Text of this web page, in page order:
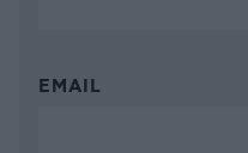
EMAIL